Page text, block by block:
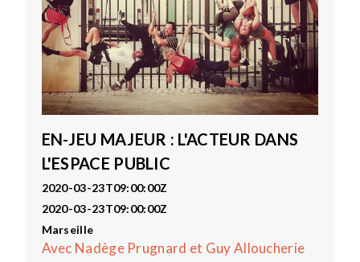
EN-JEU MAJEUR : L'ACTEUR DANS
L'ESPACE PUBLIC
2020-03-23T09:00:00Z
2020-03-23T09:00:00Z
Marseille
Avec Nadège Prugnard et Guy Alloucherie